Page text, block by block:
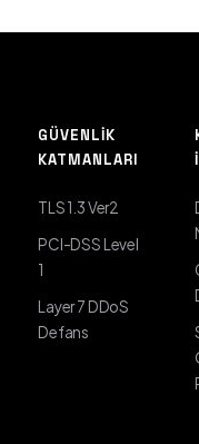
GÜVENLIK
KATMANLARI
TLS 1.3 Ver2
PCI-DSS Level
1
Layer 7 DDoS
Defans